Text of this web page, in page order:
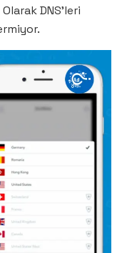
DNS’leri